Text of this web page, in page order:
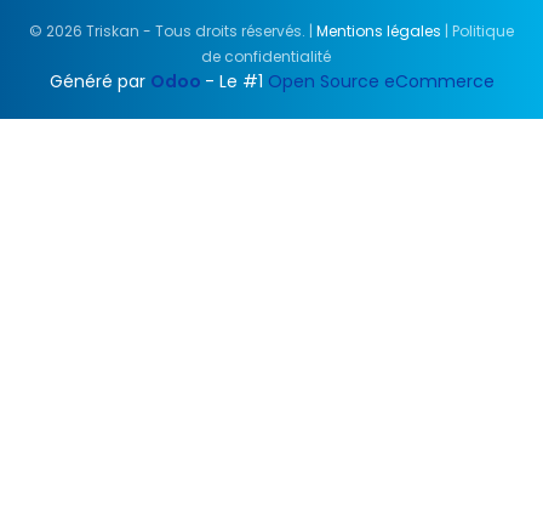
© 2026 Triskan - Tous droits réservés. | Mentions légales | Politique
de confidentialité
Généré par Odoo - Le #1 Open Source eCommerce